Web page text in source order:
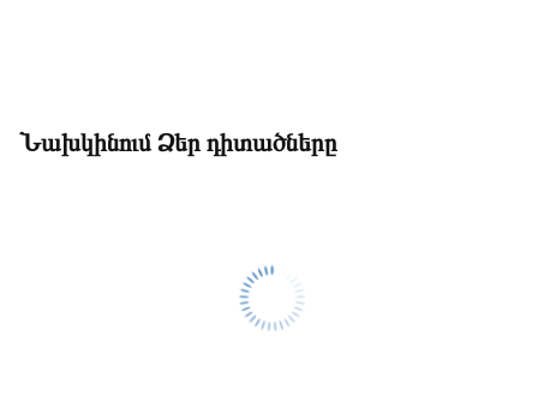
Նախկինում Ձեր դիտածները